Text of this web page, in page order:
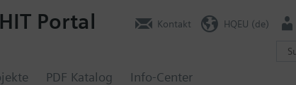
PDF Katalog Info-Center
HIT Portal Kontakt HQEU (de)